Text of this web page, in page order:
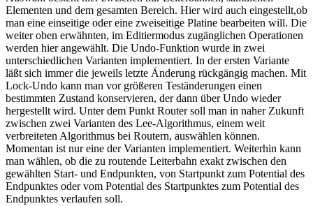
Elementen und dem gesamten Bereich. Hier wird auch eingestellt,ob
man eine einseitige oder eine zweiseitige Platine bearbeiten will. Die
weiter oben erwähnten, im Editiermodus zugänglichen Operationen
werden hier angewählt. Die Undo-Funktion wurde in zwei
unterschiedlichen Varianten implementiert. In der ersten Variante
läßt sich immer die jeweils letzte Änderung rückgängig machen. Mit
Lock-Undo kann man vor größeren Teständerungen einen
bestimmten Zustand konservieren, der dann über Undo wieder
hergestellt wird. Unter dem Punkt Router soll man in naher Zukunft
zwischen zwei Varianten des Lee-Algorithmus, einem weit
verbreiteten Algorithmus bei Routern, auswählen können.
Momentan ist nur eine der Varianten implementiert. Weiterhin kann
man wählen, ob die zu routende Leiterbahn exakt zwischen den
gewählten Start- und Endpunkten, von Startpunkt zum Potential des
Endpunktes oder vom Potential des Startpunktes zum Potential des
Endpunktes verlaufen soll.